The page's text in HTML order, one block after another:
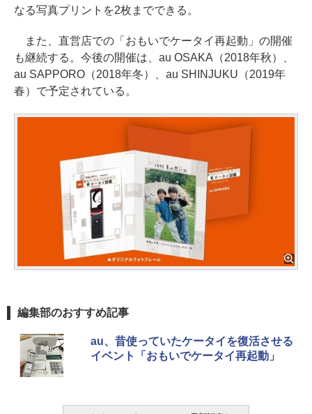
なる写真プリントを2枚までできる。
また、直営店での「おもいでケータイ再起動」の開催
も継続する。今後の開催は、au OSAKA（2018年秋）、
au SAPPORO（2018年冬）、au SHINJUKU（2019年
春）で予定されている。
編集部のおすすめ記事
au、昔使っていたケータイを復活させる
イベント「おもいでケータイ再起動」